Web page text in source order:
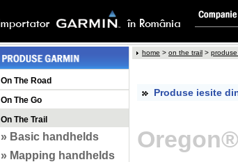
On The Road
On The Go
On The Trail
» Basic handhelds
» Mapping handhelds
home > on the trail >
Produse iesite